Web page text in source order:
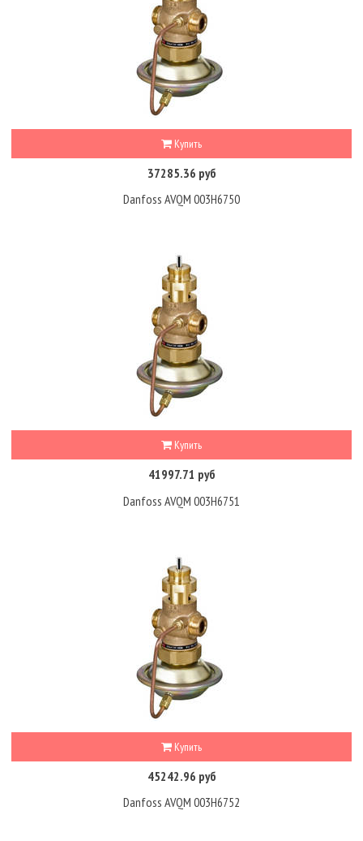
Купить
37285.36 руб
Danfoss AVQM 003H6750
Купить
41997.71 руб
Danfoss AVQM 003H6751
Купить
45242.96 руб
Danfoss AVQM 003H6752